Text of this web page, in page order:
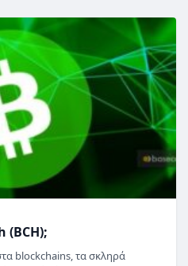
(BCH);
blockchains, τα σκληρά